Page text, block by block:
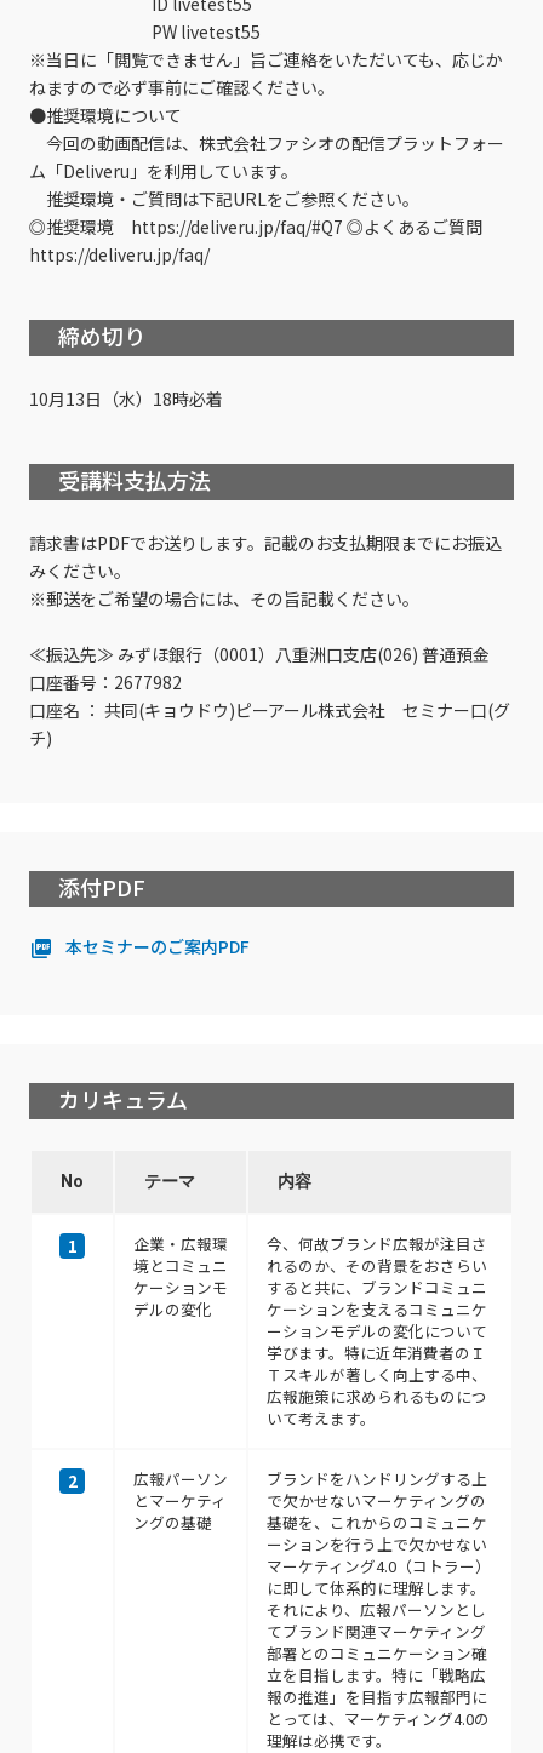
PW livetest55
※当日に「閲覧できません」旨ご連絡をいただいても、応じか
ねますので必ず事前にご確認ください。
●推奨環境について
今回の動画配信は、株式会社ファシオの配信プラットフォー
ム「Deliveru」を利用しています。
推奨環境・ご質問は下記URLをご参照ください。
◎推奨環境 https://deliveru.jp/faq/#Q7 ◎よくあるご質問
https://deliveru.jp/faq/
締め切り
10月13日（水）18時必着
受講料支払方法
請求書はPDFでお送りします。記載のお支払期限までにお振込
みください。
※郵送をご希望の場合には、その旨記載ください。
≪振込先≫ みずほ銀行（0001）八重洲口支店(026) 普通預金
口座番号：2677982
口座名 ： 共同(キョウドウ)ピーアール株式会社 セミナー口(グ
チ)
添付PDF
本セミナーのご案内PDF
カリキュラム
No テーマ 内容
1
企業・広報環
境とコミュニ
ケーションモ
デルの変化
今、何故ブランド広報が注目さ
れるのか、その背景をおさらい
すると共に、ブランドコミュニ
ケーションを支えるコミュニケ
ーションモデルの変化について
学びます。特に近年消費者のＩ
Ｔスキルが著しく向上する中、
広報施策に求められるものにつ
いて考えます。
2
広報パーソン
とマーケティ
ングの基礎
ブランドをハンドリングする上
で欠かせないマーケティングの
基礎を、これからのコミュニケ
ーションを行う上で欠かせない
マーケティング4.0（コトラー）
に即して体系的に理解します。
それにより、広報パーソンとし
てブランド関連マーケティング
部署とのコミュニケーション確
立を目指します。特に「戦略広
報の推進」を目指す広報部門に
とっては、マーケティング4.0の
理解は必携です。